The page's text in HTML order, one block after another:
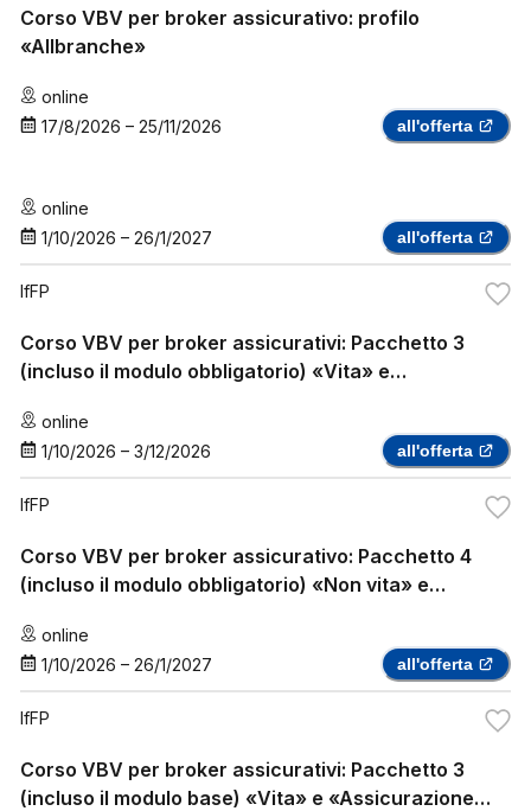
Corso VBV per broker assicurativo: profilo
«Allbranche»
online
17/8/2026 – 25/11/2026 all'offerta
online
1/10/2026 – 26/1/2027 all'offerta
IfFP
Corso VBV per broker assicurativi: Pacchetto 3
(incluso il modulo obbligatorio) «Vita» e
online
1/10/2026 – 3/12/2026 all'offerta
IfFP
Corso VBV per broker assicurativo: Pacchetto 4
(incluso il modulo obbligatorio) «Non vita» e
online
1/10/2026 – 26/1/2027 all'offerta
IfFP
Corso VBV per broker assicurativi: Pacchetto 3
(incluso il modulo base) «Vita» e «Assicurazione